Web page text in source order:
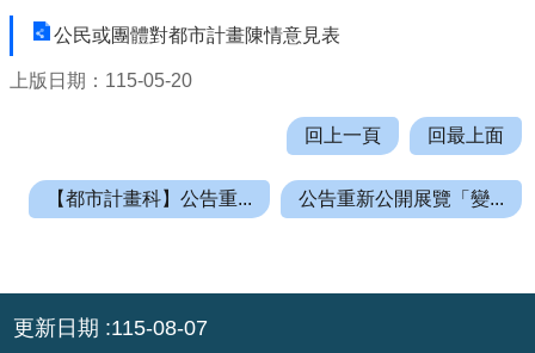
o
o
g
公民或團體對都市計畫陳情意見表
上版日期：115-05-20
回上一頁 回最上面
【都市計畫科】公告重... 公告重新公開展覽「變...
更新日期 115-08-07